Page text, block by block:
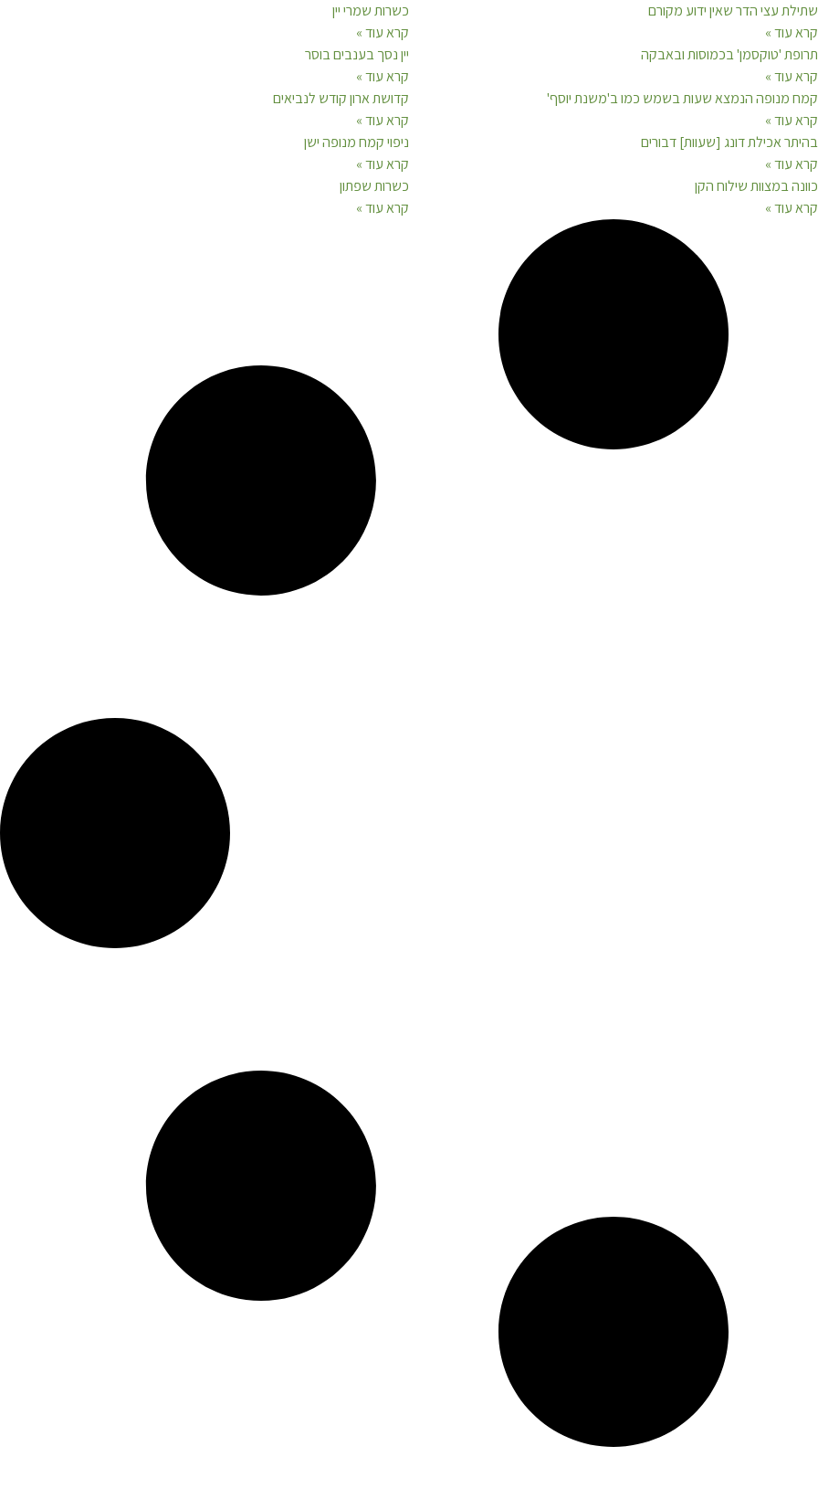
שתילת עצי הדר שאין ידוע מקורם
קרא עוד »
כשרות שמרי יין
קרא עוד »
תרופת 'טוקסמן' בכמוסות ובאבקה
קרא עוד »
יין נסך בענבים בוסר
קרא עוד »
קמח מנופה הנמצא שעות בשמש כמו ב'משנת יוסף'
קרא עוד »
קדושת ארון קודש לנביאים
קרא עוד »
בהיתר אכילת דונג [שעוות] דבורים
קרא עוד »
ניפוי קמח מנופה ישן
קרא עוד »
כוונה במצוות שילוח הקן
קרא עוד »
כשרות שפתון
קרא עוד »